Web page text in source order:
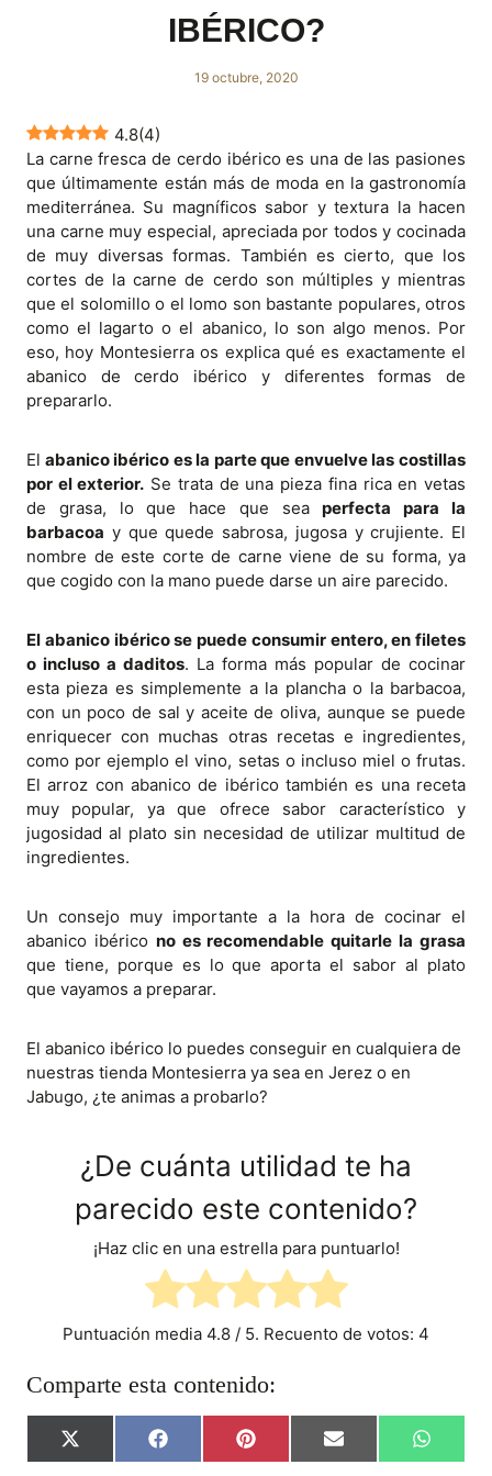
IBÉRICO?
19 octubre, 2020
4.8(4)
La carne fresca de cerdo ibérico es una de las pasiones
que últimamente están más de moda en la gastronomía
mediterránea. Su magníficos sabor y textura la hacen
una carne muy especial, apreciada por todos y cocinada
de muy diversas formas. También es cierto, que los
cortes de la carne de cerdo son múltiples y mientras
que el solomillo o el lomo son bastante populares, otros
como el lagarto o el abanico, lo son algo menos. Por
eso, hoy Montesierra os explica qué es exactamente el
abanico de cerdo ibérico y diferentes formas de
prepararlo.
El abanico ibérico es la parte que envuelve las costillas
por el exterior. Se trata de una pieza fina rica en vetas
de grasa, lo que hace que seaperfecta para la
barbacoa y que quede sabrosa, jugosa y crujiente. El
nombre de este corte de carne viene de su forma, ya
que cogido con la mano puede darse un aire parecido.
El abanico ibérico se puede consumir entero, en filetes
o incluso a daditos. La forma más popular de cocinar
esta pieza es simplemente a la plancha o la barbacoa,
con un poco de sal y aceite de oliva, aunque se puede
enriquecer con muchas otras recetas e ingredientes,
como por ejemplo el vino, setas o incluso miel o frutas.
El arroz con abanico de ibérico también es una receta
muy popular, ya que ofrece sabor característico y
jugosidad al plato sin necesidad de utilizar multitud de
ingredientes.
Un consejo muy importante a la hora de cocinar el
abanico ibérico no es recomendable quitarle la grasa
que tiene, porque es lo que aporta el sabor al plato
que vayamos a preparar.
El abanico ibérico lo puedes conseguir en cualquiera de
nuestras tienda Montesierra ya sea en Jerez o en
Jabugo, ¿te animas a probarlo?
¿De cuánta utilidad te ha
parecido este contenido?
¡Haz clic en una estrella para puntuarlo!
Puntuación media 4.8 / 5. Recuento de votos: 4
Comparte esta contenido:
C
O
X
(
C
O
F
A
C
O
P
I
C
O
E
M
C
O
W
H